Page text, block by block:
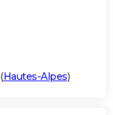
(Hautes-Alpes)